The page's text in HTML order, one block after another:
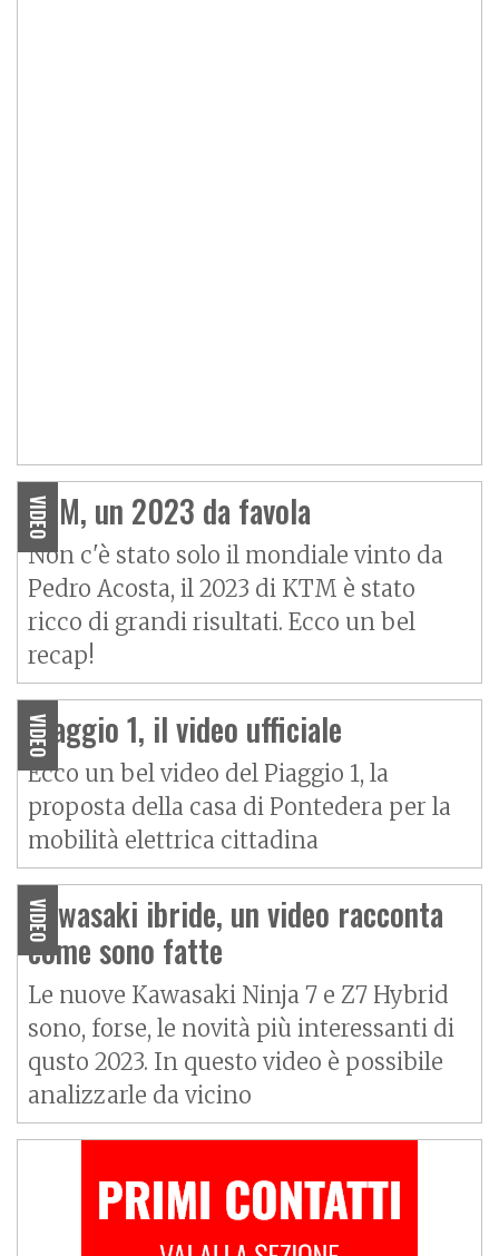
VIDEO
KTM, un 2023 da favola
Non c'è stato solo il mondiale vinto da
Pedro Acosta, il 2023 di KTM è stato
ricco di grandi risultati. Ecco un bel
recap!
VIDEO
Piaggio 1, il video ufficiale
Ecco un bel video del Piaggio 1, la
proposta della casa di Pontedera per la
mobilità elettrica cittadina
VIDEO
Kawasaki ibride, un video racconta
come sono fatte
Le nuove Kawasaki Ninja 7 e Z7 Hybrid
sono, forse, le novità più interessanti di
qusto 2023. In questo video è possibile
analizzarle da vicino